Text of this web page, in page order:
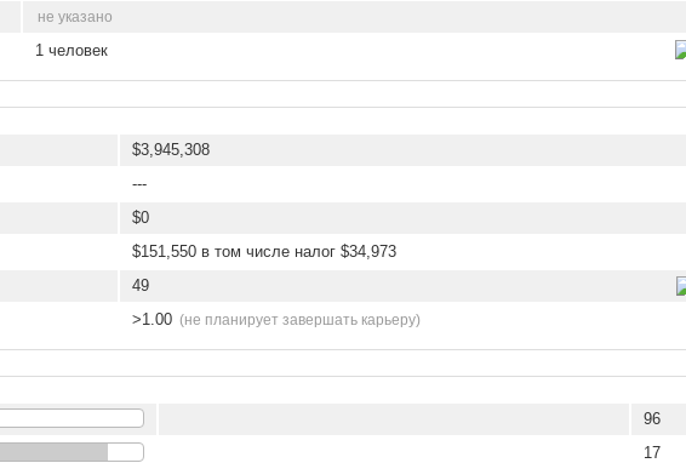
не указано
1 человек
$3,945,308
---
$0
$151,550 в том числе налог $34,973
49
>1.00 (не планирует завершать карьеру)
96
17